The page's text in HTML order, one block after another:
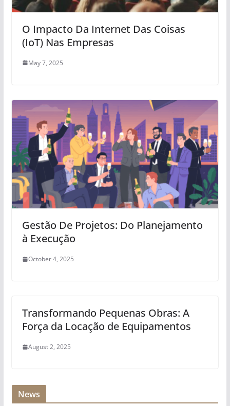
O Impacto Da Internet Das Coisas
(IoT) Nas Empresas
May 7, 2025
Gestão De Projetos: Do Planejamento
à Execução
October 4, 2025
Transformando Pequenas Obras: A
Força da Locação de Equipamentos
August 2, 2025
News